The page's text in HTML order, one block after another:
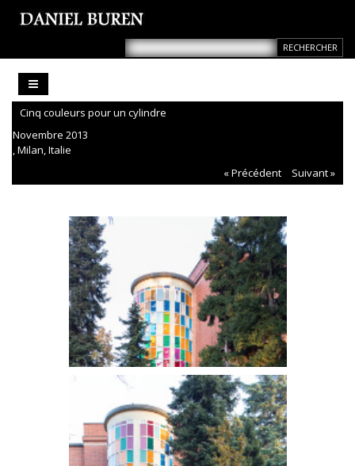
Cinq couleurs pour un cylindre
Novembre 2013
, Milan, Italie
« Précédent
Suivant »